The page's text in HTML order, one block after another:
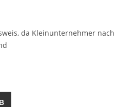
da Kleinunternehmer nach
Epoxidharz Menge